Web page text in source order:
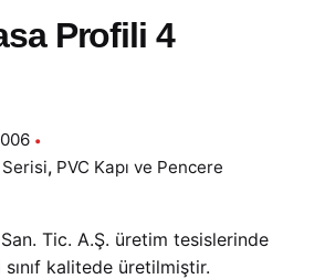
Profili 4
, PVC Kapı ve Pencere
Tic. A.Ş. üretim tesislerinde
kalitede üretilmiştir.